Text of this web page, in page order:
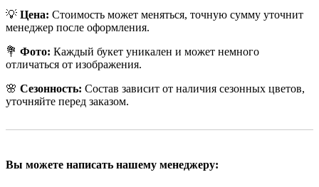
💡 Цена: Стоимость может меняться, точную сумму уточнит
менеджер после оформления.
💐 Фото: Каждый букет уникален и может немного
отличаться от изображения.
🌸 Сезонность: Состав зависит от наличия сезонных цветов,
уточняйте перед заказом.
Вы можете написать нашему менеджеру: